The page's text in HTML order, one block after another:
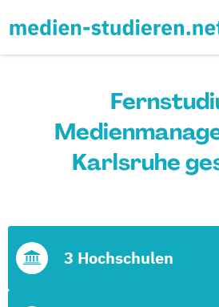
Karlsruhe
3 Hochschulen